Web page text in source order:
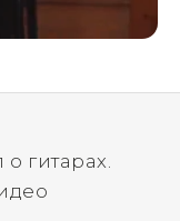
гитарах.